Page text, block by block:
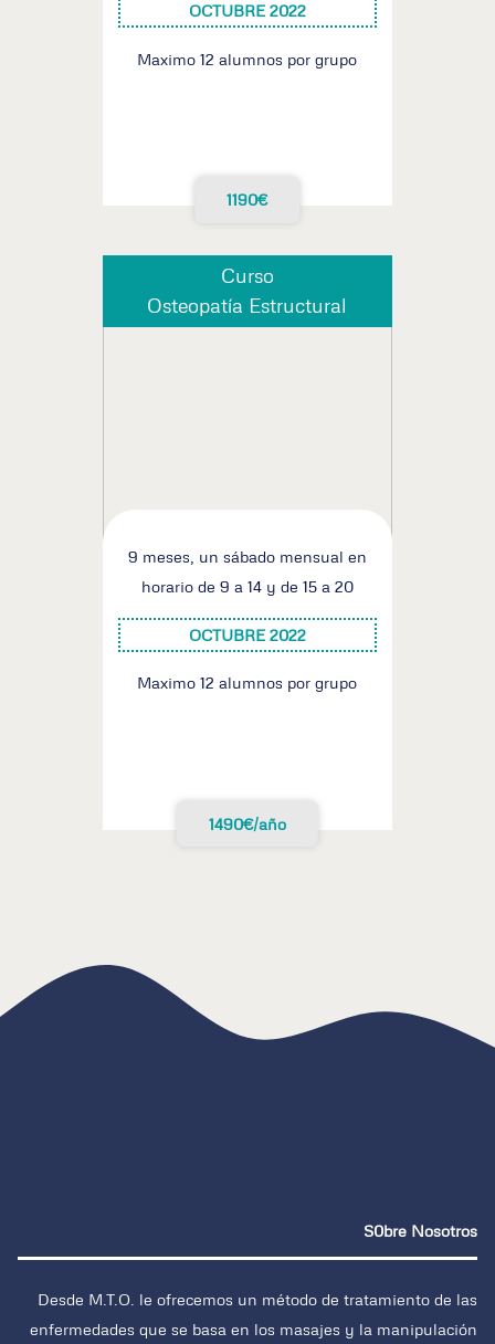
OCTUBRE 2022
Maximo 12 alumnos por grupo
1190€
Curso
Osteopatía Estructural
9 meses, un sábado mensual en
horario de 9 a 14 y de 15 a 20
OCTUBRE 2022
Maximo 12 alumnos por grupo
1490€/año
S0bre Nosotros
Desde M.T.O. le ofrecemos un método de tratamiento de las
enfermedades que se basa en los masajes y la manipulación